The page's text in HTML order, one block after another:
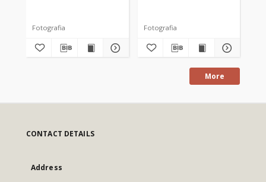
Fotografia Fotografia
More
CONTACT DETAILS
Address